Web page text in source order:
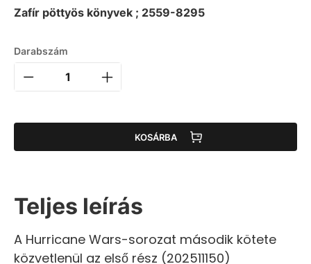
Zafír pöttyös könyvek ; 2559-8295
Darabszám
KOSÁRBA
Teljes leírás
A Hurricane Wars-sorozat második kötete
közvetlenül az első rész (202511150)